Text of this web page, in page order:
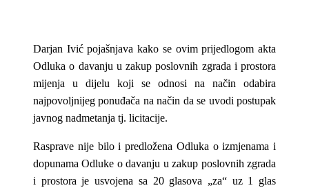
Darjan Ivić pojašnjava kako se ovim prijedlogom akta
Odluka o davanju u zakup poslovnih zgrada i prostora
mijenja u dijelu koji se odnosi na način odabira
najpovoljnijeg ponuđača na način da se uvodi postupak
javnog nadmetanja tj. licitacije.
Rasprave nije bilo i predložena Odluka o izmjenama i
dopunama Odluke o davanju u zakup poslovnih zgrada
i prostora je usvojena sa 20 glasova „za“ uz 1 glas